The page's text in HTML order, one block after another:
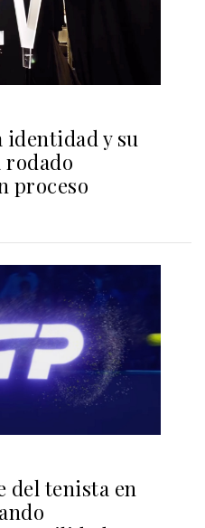
identidad y su
rodado
proceso
del tenista en